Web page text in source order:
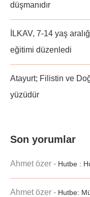
düşmanıdır
İLKAV, 7-14 yaş
eğitimi düzenledi
Atayurt; Filistin ve
yüzüdür
Son yorumlar
Ahmet özer - Hutbe :
Ahmet özer - Hutbe: